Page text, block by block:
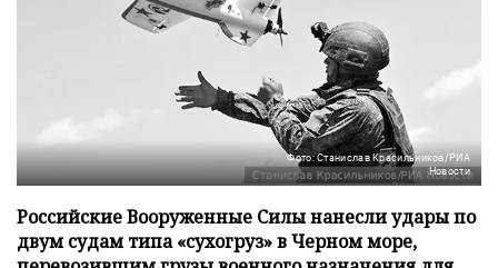
Фото: Станислав Красильников/РИА
Новости
Российские Вооруженные Силы нанесли удары по
двум судам типа «сухогруз» в Черном море,